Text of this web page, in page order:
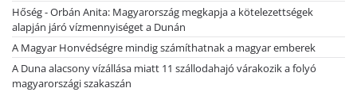
Hőség - Orbán Anita: Magyarország megkapja a kötelezettségek
alapján járó vízmennyiséget a Dunán
A Magyar Honvédségre mindig számíthatnak a magyar emberek
A Duna alacsony vízállása miatt 11 szállodahajó várakozik a folyó
magyarországi szakaszán